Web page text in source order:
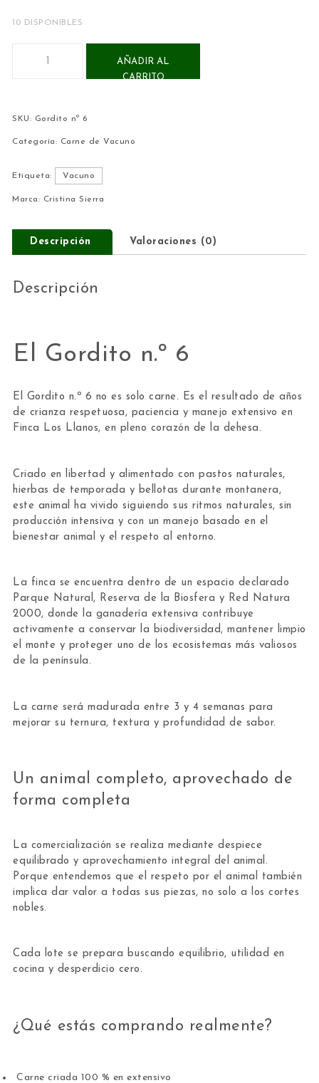
10 DISPONIBLES
AÑADIR AL
CARRITO
SKU: Gordito nº 6
Categoría: Carne de Vacuno
Etiqueta: Vacuno
Marca: Cristina Sierra
Descripción Valoraciones (0)
Descripción
El Gordito n.º 6
El Gordito n.º 6 no es solo carne. Es el resultado de años
de crianza respetuosa, paciencia y manejo extensivo en
Finca Los Llanos, en pleno corazón de la dehesa.
Criado en libertad y alimentado con pastos naturales,
hierbas de temporada y bellotas durante montanera,
este animal ha vivido siguiendo sus ritmos naturales, sin
producción intensiva y con un manejo basado en el
bienestar animal y el respeto al entorno.
La finca se encuentra dentro de un espacio declarado
Parque Natural, Reserva de la Biosfera y Red Natura
2000, donde la ganadería extensiva contribuye
activamente a conservar la biodiversidad, mantener limpio
el monte y proteger uno de los ecosistemas más valiosos
de la península.
La carne será madurada entre 3 y 4 semanas para
mejorar su ternura, textura y profundidad de sabor.
Un animal completo, aprovechado de
forma completa
La comercialización se realiza mediante despiece
equilibrado y aprovechamiento integral del animal.
Porque entendemos que el respeto por el animal también
implica dar valor a todas sus piezas, no solo a los cortes
nobles.
Cada lote se prepara buscando equilibrio, utilidad en
cocina y desperdicio cero.
¿Qué estás comprando realmente?
Carne criada 100 % en extensivo